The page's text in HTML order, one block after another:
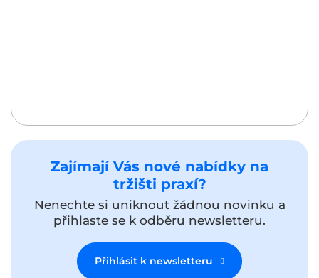
Zajímají Vás nové nabídky na
tržišti praxí?
Nenechte si uniknout žádnou novinku a
přihlaste se k odběru newsletteru.
Přihlásit k newsletteru